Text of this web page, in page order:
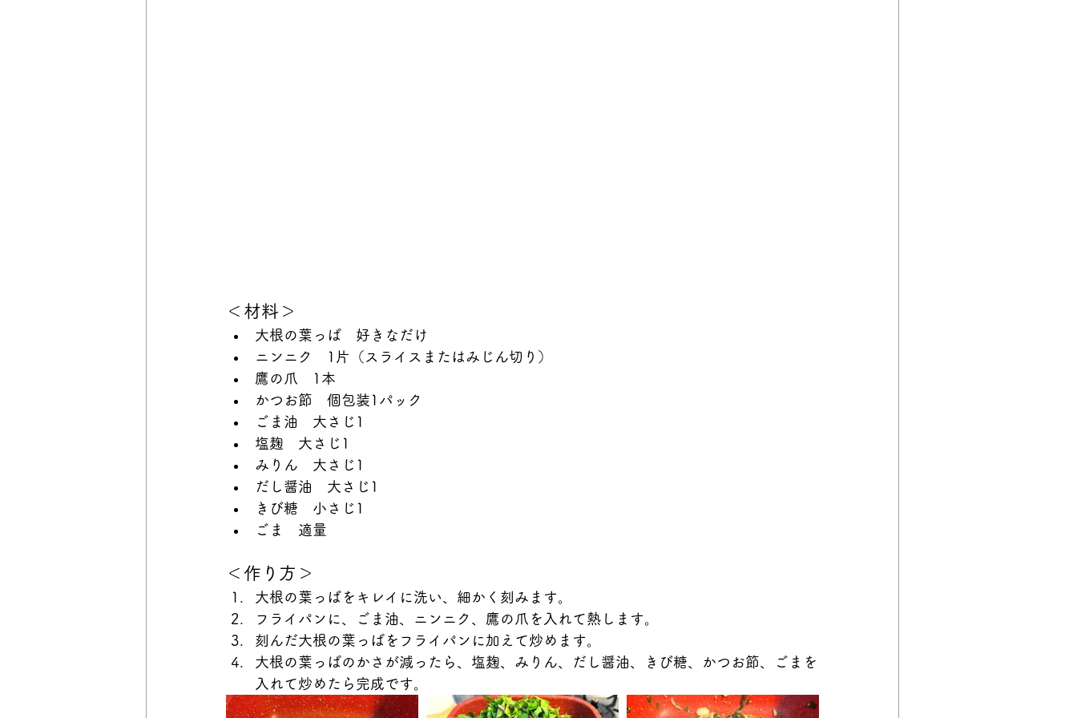
＜材料＞
大根の葉っぱ　好きなだけ
ニンニク　1片（スライスまたはみじん切り）
鷹の爪　1本
かつお節　個包装1パック
ごま油　大さじ1
塩麹　大さじ1
みりん　大さじ1
だし醤油　大さじ1
きび糖　小さじ1
ごま　適量
＜作り方＞
大根の葉っぱをキレイに洗い、細かく刻みます。
フライパンに、ごま油、ニンニク、鷹の爪を入れて熱します。
刻んだ大根の葉っぱをフライパンに加えて炒めます。
大根の葉っぱのかさが減ったら、塩麹、みりん、だし醤油、きび糖、かつお節、ごまを
入れて炒めたら完成です。